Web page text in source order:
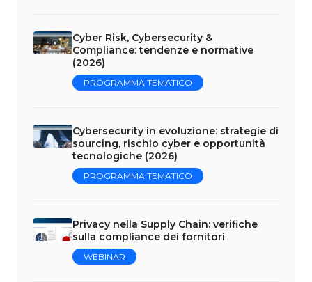
Cyber Risk, Cybersecurity &
Compliance: tendenze e normative
(2026)
PROGRAMMA TEMATICO
Cybersecurity in evoluzione: strategie di
sourcing, rischio cyber e opportunità
tecnologiche (2026)
PROGRAMMA TEMATICO
Privacy nella Supply Chain: verifiche
sulla compliance dei fornitori
WEBINAR